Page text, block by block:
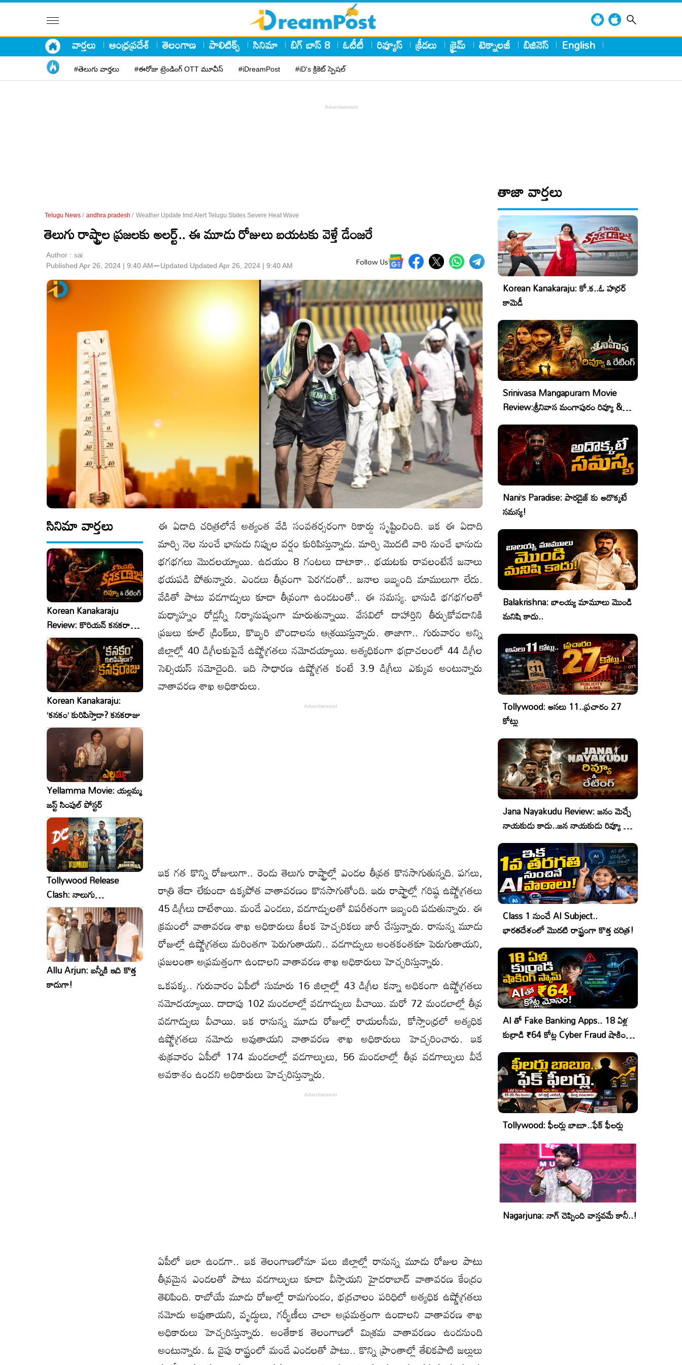
వార్తలు ఆంధ్రప్రదేశ్ తెలంగాణ పాలిటిక్స్ సినిమా బిగ్ బాస్ 8 ఓటీటీ రివ్యూస్ క్రీడలు క్రైమ్ టెక్నాలజీ బిజినెస్ English
#తెలుగు వార్తలు #ఈరోజు ట్రెండింగ్ OTT మూవీస్ #iDreamPost #iD's క్రికెట్ స్పెషల్
Telugu News / andhra pradesh / Weather Update Imd Alert Telugu States Severe Heat Wave
తెలుగు రాష్ట్రాల ప్రజలకు అలర్ట్‌.. ఈ మూడు రోజులు బయటకు వెళ్తే డేంజరే
Author : sai
Published Apr 26, 2024 | 9:40 AM⚊Updated Updated Apr 26, 2024 | 9:40 AM Follow Us
సినిమా వార్తలు
Korean Kanakaraju
Review: కొరియన్ కనకరాజు
రివ్యూ & రేటింగ్!
Korean Kanakaraju:
‘కనకం’ కురిపిస్తాడా? కనకరాజు
Yellamma Movie: యల్లమ్మ
జస్ట్ సింపుల్ పోస్టర్
Tollywood Release
Clash: నాలుగు
సినిమాలు..ఒకేసారి..ఎందుకో?
Allu Arjun: బన్నీకి ఇది కొత్త
కాదుగా!
ఈ ఏడాది చరిత్రలోనే అత్యంత వేడి సంవతర్సరంగా రికార్డు సృష్టించింది. ఇక ఈ ఏడాది
మార్చి నెల నుంచే భానుడు నిప్పుల వర్షం కురిపిస్తున్నాడు. మార్చి మొదటి వారి నుంచే భానుడు
భగభగలు మొదలయ్యాయి. ఉదయం 8 గంటలు దాటాకా.. భయటకు రావలంటేనే జనాలు
భయపడి పోతున్నారు. ఎండలు తీవ్రంగా పెరగడంతో.. జనాల ఇబ్బంది మాములుగా లేదు.
వేడితో పాటు వడగాడ్పులు కూడా తీవ్రంగా ఉండటంతో.. ఈ సమస్య. భానుడి భగభగలతో
మధ్యాహ్నం రోడ్లన్నీ నిర్మానుష్యంగా మారుతున్నాయి. వేసవిలో దాహార్తిని తీర్చుకోవడానికి
ప్రజలు కూల్‌ డ్రింక్‌లు, కొబ్బరి బొండాలను ఆశ్రయిస్తున్నారు. తాజాగా.. గురువారం అన్ని
జిల్లాల్లో 40 డిగ్రీలకుపైనే ఉష్ణోగ్రతలు నమోదయ్యాయి. అత్యధికంగా భద్రాచలంలో 44 డిగ్రీల
సెల్సియస్‌ నమోదైంది. ఇది సాధారణ ఉష్ణోగ్రత కంటే 3.9 డిగ్రీలు ఎక్కువ అంటున్నారు
వాతావరణ శాఖ అధికారులు.
ఇక గత కొన్ని రోజులుగా.. రెండు తెలుగు రాష్ట్రాల్లో ఎండల తీవ్రత కొనసాగుతున్నది. పగలు,
రాత్రి తేడా లేకుండా ఉక్కపోత వాతావరణం కొనసాగుతోంది. ఇరు రాష్ట్రాల్లో గరిష్ఠ ఉష్ణోగ్రతలు
45 డిగ్రీలు దాటేశాయి. మండే ఎండలు, వడగాడ్పులతో విపరీతంగా ఇబ్బంది పడుతున్నారు. ఈ
క్రమంలో వాతావరణ శాఖ అధికారులు కీలక హెచ్చరికలు జారీ చేస్తున్నారు. రానున్న మూడు
రోజుల్లో ఉష్ణోగ్రతలు మరింతగా పెరుగుతాయని.. వడగాడ్పులు అంతకంతకూ పెరుగుతాయని,
ప్రజలంతా అప్రమత్తంగా ఉండాలని వాతావరణ శాఖ అధికారులు హెచ్చరిస్తున్నారు.
ఒకపక్క.. గురువారం ఏపీలో సుమారు 16 జిల్లాల్లో 43 డిగ్రీల కన్నా అధికంగా ఉష్ణోగ్రతలు
నమోదయ్యాయి. దాదాపు 102 మండలాల్లో వడగాడ్పులు వీచాయి. మరో 72 మండలాల్లో తీవ్ర
వడగాడ్పులు వీచాయి. ఇక రానున్న మూడు రోజుల్లో రాయలసీమ, కోస్తాంధ్రలో అత్యధిక
ఉష్ణోగ్రతలు నమోదు అవుతాయని వాతావరణ శాఖ అధికారులు హెచ్చరించారు. ఇక
శుక్రవారం ఏపీలో 174 మండలాల్లో వడగాల్పులు, 56 మండలాల్లో తీవ్ర వడగాల్పులు వీచే
అవకాశం ఉందని అధికారులు హెచ్చరిస్తున్నారు.
ఏపీలో ఇలా ఉండగా.. ఇక తెలంగాణలోనూ పలు జిల్లాల్లో రానున్న మూడు రోజుల పాటు
తీవ్రమైన ఎండలతో పాటు వడగాల్పులు కూడా వీస్తాయని హైదరాబాద్‌ వాతావరణ కేంద్రం
తెలిపింది. రాబోయే మూడు రోజుల్లో రామగుండం, భద్రచాలం పరిధిలో అత్యధిక ఉష్ణోగ్రతలు
నమోదు అవుతాయని, వృద్ధులు, గర్భీణీలు చాలా అప్రమత్తంగా ఉండాలని వాతావరణ శాఖ
అధికారులు హెచ్చరిస్తున్నారు. అంతేకాక తెలంగాణలో మిశ్రమ వాతావరణం ఉండనుంది
అంటున్నారు. ఓ వైపు రాష్ట్రంలో మండే ఎండలతో పాటు.. కొన్ని ప్రాంతాల్లో తేలికపాటి జల్లులు
తాజా వార్తలు
Korean Kanakaraju: కో.క..ఓ హర్రర్
కామెడీ
Srinivasa Mangapuram Movie
Review:శ్రీనివాస మంగాపురం రివ్యూ &
రేటింగ్
Nani’s Paradise: పారడైజ్ కు అదొక్కటే
సమస్య!
Balakrishna: బాలయ్య మామూలు మొండి
మనిషి కాదు..
Tollywood: అసలు 11..ప్రచారం 27
కోట్లు
Jana Nayakudu Review: జనం మెచ్చే
నాయకుడు కాదు..జన నాయకుడు రివ్యూ &
రేటింగ్!
Class 1 నుంచే AI Subject..
భారతదేశంలో మొదటి రాష్ట్రంగా కొత్త చరిత్ర!
AI తో Fake Banking Apps.. 18 ఏళ్ల
కుర్రాడి ₹64 కోట్ల Cyber Fraud షాకింగ్
ఆపరేషన్!
Tollywood: ఫీలర్లు బాబూ..ఫేక్ ఫీలర్లు
Nagarjuna: నాగ్ చెప్పింది వాస్తవమే కానీ..!